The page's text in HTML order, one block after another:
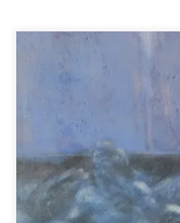
Scène de fontaine
Gaston La Touche.